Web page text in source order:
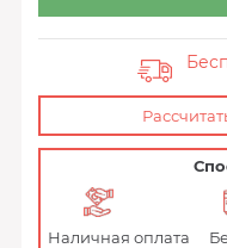
Наличная оплата